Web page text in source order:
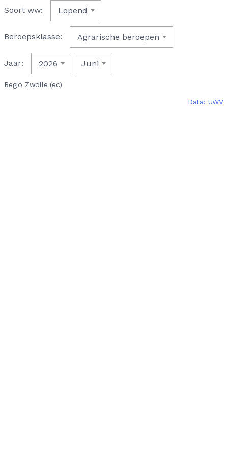
Soort ww: Lopend
Beroepsklasse: Agrarische beroepen
Jaar: 2026 Juni
Regio Zwolle (ec)
Data: UWV